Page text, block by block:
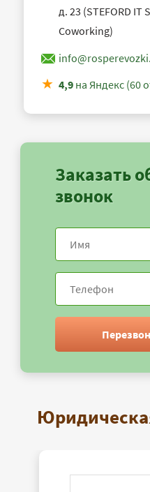
д. 23 (STEFORD IT
Coworking)
4,9 на Яндекс (60
Заказать
звонок